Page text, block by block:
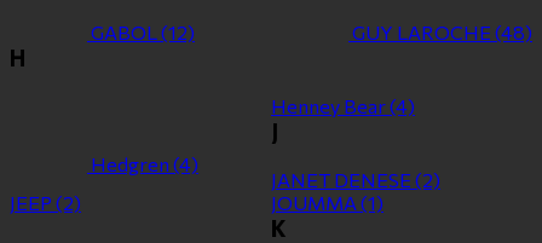
GABOL(12) GUY LAROCHE (48)
H
Hedgren (4)
Henney Bear(4)
J
JANET DENESE (2)
JEEP (2) JOUMMA (1)
K